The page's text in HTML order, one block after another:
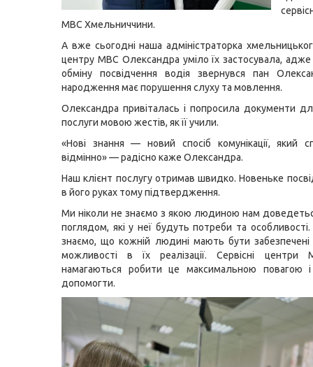
МВС Хмельниччини.
А вже сьогодні наша адміністраторка
центру МВС Олександра уміло їх застосувала,
обміну посвідчення водія звернувся пан
народження має порушення слуху та мовлення.
Олександра привіталась і попросила документи
послуги мовою жестів, як її учили.
«Нові знання — новий спосіб комунікації, який
відмінно» — радісно каже Олександра.
Наш клієнт послугу отримав швидко. Новеньке
в його руках тому підтвердження.
Ми ніколи не знаємо з якою людиною нам
поглядом, які у неї будуть потреби та
знаємо, що кожній людині мають бути забезпечені
можливості в їх реалізації. Сервісні центри
намагаються робити це максимальною повагою і
допомогти.